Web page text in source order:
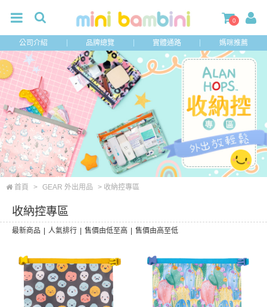
0
公司介紹 品牌總覽 實體通路 媽咪推薦
首頁 > GEAR 外出用品 > 收納控專區
收納控專區
最新商品 人氣排行 售價由低至高 售價由高至低